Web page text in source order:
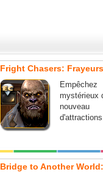
Fright Chasers:
mystérieux
Bridge to Another